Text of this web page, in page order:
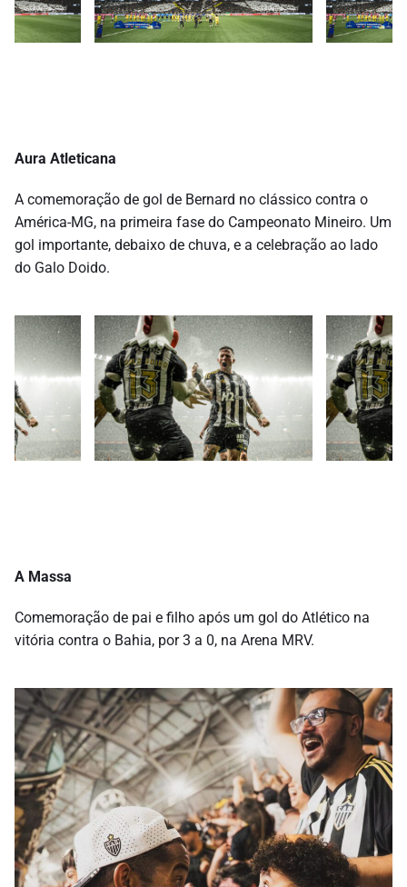
Aura Atleticana
A comemoração de gol de Bernard no clássico contra o
América-MG, na primeira fase do Campeonato Mineiro. Um
gol importante, debaixo de chuva, e a celebração ao lado
do Galo Doido.
A Massa
Comemoração de pai e filho após um gol do Atlético na
vitória contra o Bahia, por 3 a 0, na Arena MRV.